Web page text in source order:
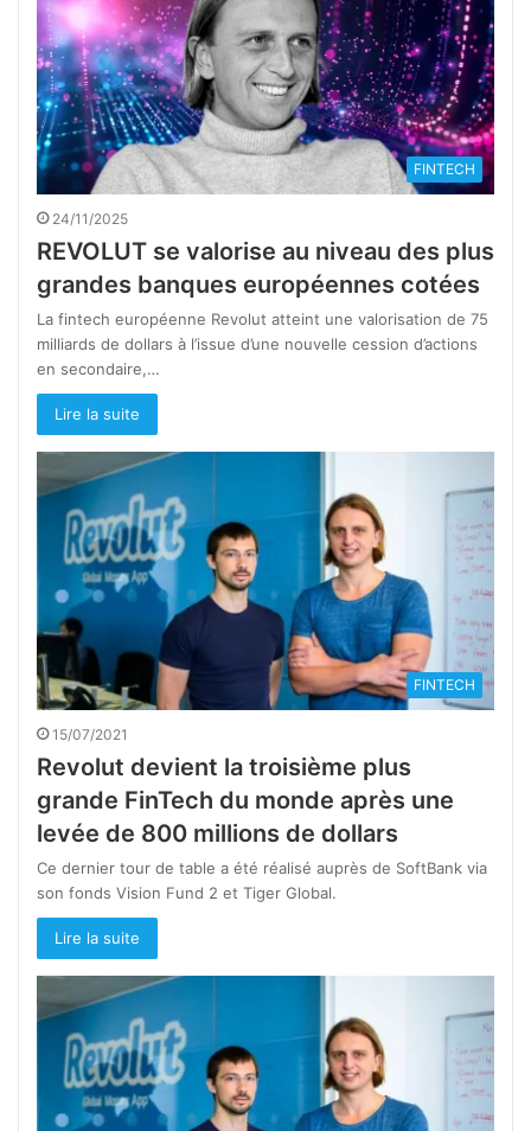
FINTECH
24/11/2025
REVOLUT se valorise au niveau des plus
grandes banques européennes cotées
La fintech européenne Revolut atteint une valorisation de 75
milliards de dollars à l’issue d’une nouvelle cession d’actions
en secondaire,…
Lire la suite
FINTECH
15/07/2021
Revolut devient la troisième plus
grande FinTech du monde après une
levée de 800 millions de dollars
Ce dernier tour de table a été réalisé auprès de SoftBank via
son fonds Vision Fund 2 et Tiger Global.
Lire la suite